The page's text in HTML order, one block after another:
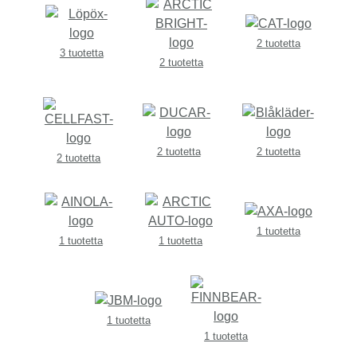
3 tuotetta
2 tuotetta
2 tuotetta
2 tuotetta
2 tuotetta 2 tuotetta
1 tuotetta 1 tuotetta
1 tuotetta
1 tuotetta
1 tuotetta